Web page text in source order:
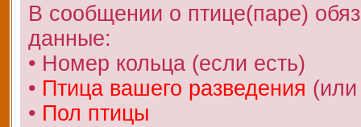
В сообщении о птице(паре)
данные:
• Номер кольца (если есть)
• Птица вашего разведения
• Пол птицы